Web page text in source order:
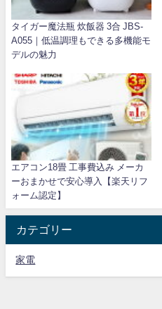
タイガー魔法瓶 炊飯器 3合 JBS-
A055｜低温調理もできる多機能モ
デルの魅力
エアコン18畳 工事費込み メーカ
ーおまかせで安心導入【楽天リフ
ォーム認定】
カテゴリー
家電